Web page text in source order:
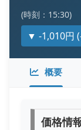
(時刻：15:30)
▼ -1,010円
概要
価格情